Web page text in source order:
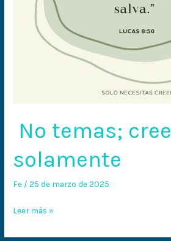
No temas; cree
solamente
Fe /25 de marzo de 2025
Leer más »